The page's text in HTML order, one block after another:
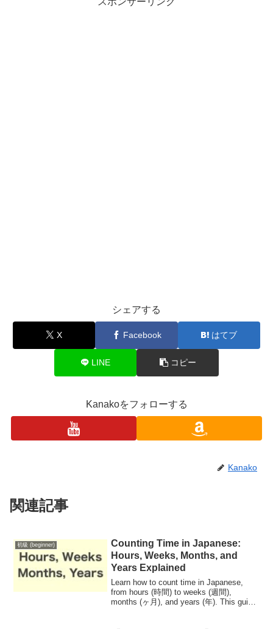
シェアする
X Facebook はてブ
LINE コピー
Kanakoをフォローする
Kanako
関連記事
初級 (beginner)
Counting Time in Japanese:
Hours, Weeks, Months, and
Years Explained
Learn how to count time in Japanese,
from hours (時間) to weeks (週間),
months (ヶ月), and years (年). This guide